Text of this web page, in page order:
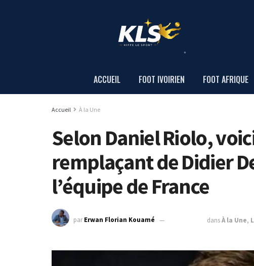
ACCUEIL FOOT IVOIRIEN FOOT AFRIQUE
Accueil À la Une
Selon Daniel Riolo,
remplaçant de Didier
l’équipe de France
par Erwan Florian Kouamé dansÀ la Une,